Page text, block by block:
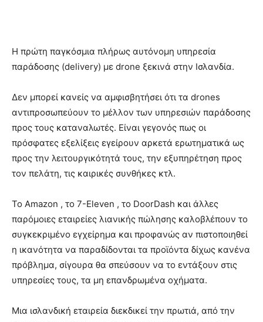
Η πρώτη παγκόσμια πλήρως αυτόνομη υπηρεσία
παράδοσης (delivery) με drone ξεκινά στην Ισλανδία.
Δεν μπορεί κανείς να αμφισβητήσει ότι τα drones
αντιπροσωπεύουν το μέλλον των υπηρεσιών παράδοσης
προς τους καταναλωτές. Είναι γεγονός πως οι
πρόσφατες εξελίξεις εγείρουν αρκετά ερωτηματικά ως
προς την λειτουργικότητά τους, την εξυπηρέτηση προς
τον πελάτη, τις καιρικές συνθήκες κτλ.
Το Amazon , το 7-Eleven , το DoorDash και άλλες
παρόμοιες εταιρείες λιανικής πώλησης καλοβλέπουν το
συγκεκριμένο εγχείρημα και προφανώς αν πιστοποιηθεί
η ικανότητα να παραδίδονται τα προϊόντα δίχως κανένα
πρόβλημα, σίγουρα θα σπεύσουν να το εντάξουν στις
υπηρεσίες τους, τα μη επανδρωμένα οχήματα.
Μια ισλανδική εταιρεία διεκδικεί την πρωτιά, από την